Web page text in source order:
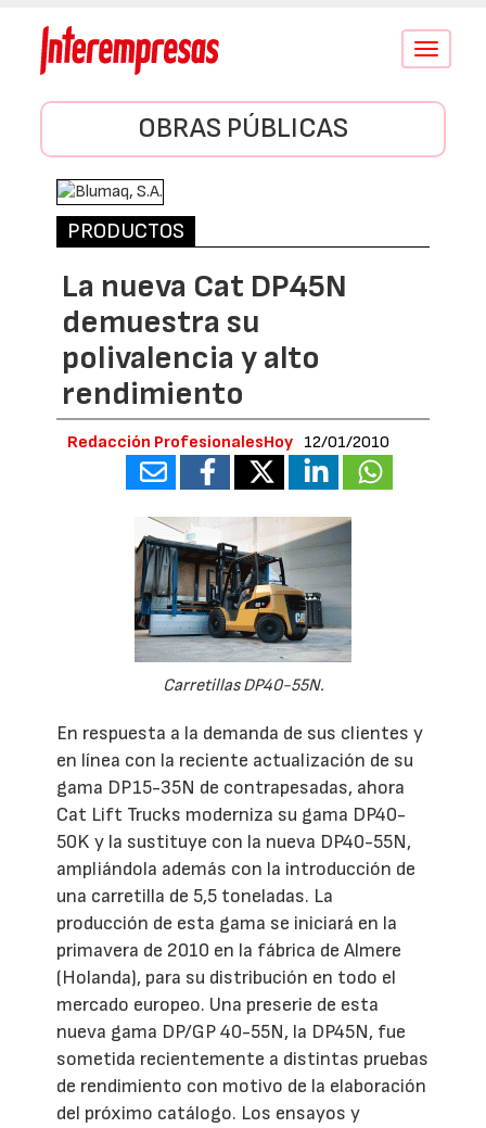
Conmutar
OBRAS PÚBLICAS
PRODUCTOS
La nueva Cat DP45N
demuestra su
polivalencia y alto
rendimiento
Redacción ProfesionalesHoy 12/01/2010
Carretillas DP40-55N.
En respuesta a la demanda de sus clientes y
en línea con la reciente actualización de su
gama DP15-35N de contrapesadas, ahora
Cat Lift Trucks moderniza su gama DP40-
50K y la sustituye con la nueva DP40-55N,
ampliándola además con la introducción de
una carretilla de 5,5 toneladas. La
producción de esta gama se iniciará en la
primavera de 2010 en la fábrica de Almere
(Holanda), para su distribución en todo el
mercado europeo. Una preserie de esta
nueva gama DP/GP 40-55N, la DP45N, fue
sometida recientemente a distintas pruebas
de rendimiento con motivo de la elaboración
del próximo catálogo. Los ensayos y